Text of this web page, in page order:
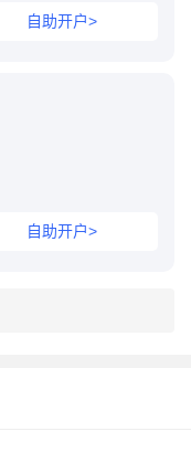
自助开户>
自助开户>